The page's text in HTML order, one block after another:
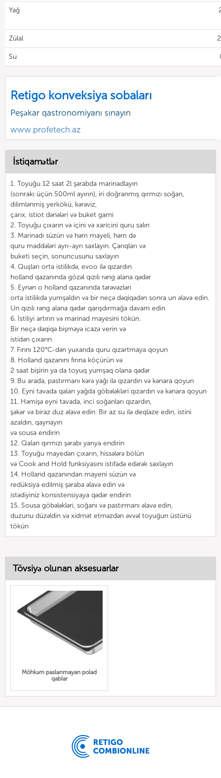
Yağ
Zülal
Su
Retigo konveksiya sobaları
Peşəkar qastronomiyanı sınayın
www.profetech.az
İstiqamətlər
1. Toyuğu 12 saat 2l şərabda marinadlayın
(sonrakı üçün 500ml ayırın), iri doğranmış qırmızı soğan,
dilimlənmiş yerkökü, kərəviz,
çarıx, istiot dənələri və buket garni
2. Toyuğu çıxarın və içini və xaricini quru salın
3. Marinadı süzün və həm mayeli, həm də
quru maddələri ayrı-ayrı saxlayın. Çarıqları və
buketi seçin, sonuncusunu saxlayın
4. Quşları orta istilikdə, evoo ilə qızardın
holland qazanında gözəl qızılı rəng alana qədər
5. Eynən o holland qazanında tərəvəzləri
orta istilikdə yumşaldın və bir neçə dəqiqədən sonra un əlavə edin.
Un qızılı rəng alana qədər qarışdırmağa davam edin
6. İstiliyi artırın və marinad mayesini tökün.
Bir neçə dəqiqə bişməyə icazə verin və
istidən çıxarın
7. Fırını 120°C-dən yuxarıda quru qızartmaya qoyun
8. Holland qazanını fırına köçürün və
2 saat bişirin ya da toyuq yumşaq olana qədər
9. Bu arada, pastırmanı kərə yağı ilə qızardın və kənara qoyun
10. Eyni tavada qalan yağda göbələkləri qızardın və kənara qoyun
11. Həmişə eyni tavada, inci soğanları qızardın,
şəkər və biraz duz əlavə edin. Bir az su ilə deqlaze edin, istini
azaldın, qaynayın
və sousa endirin
12. Qalan qırmızı şərabı yarıya endirin
13. Toyuğu mayedən çıxarın, hissələrə bölün
və Cook and Hold funksiyasını istifadə edərək saxlayın
14. Holland qazanından mayeni süzün və
redüksiya edilmiş şəraba əlavə edin və
istədiyiniz konsistensiyaya qədər endirin
15. Sousa göbələkləri, soğanı və pastırmanı əlavə edin,
duzunu düzəldin və xidmət etməzdən əvvəl toyuğun üstünü
tökün
Tövsiyə olunan aksesuarlar
Möhkəm paslanmayan polad
qablar